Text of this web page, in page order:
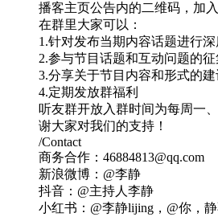
播客主页公告内的二维码，加
在群里大家可以：
1.针对发布当期内容话题进行
2.参与节目话题和互动问题的征
3.分享关于节目内容和形式的建
4.定期发放群福利
听友群开放入群时间为每周一
谢大家对我们的支持！
/Contact
商务合作：46884813@qq.com
新浪微博：@李静
抖音：@主持人李静
小红书：@李静lijing，@你，